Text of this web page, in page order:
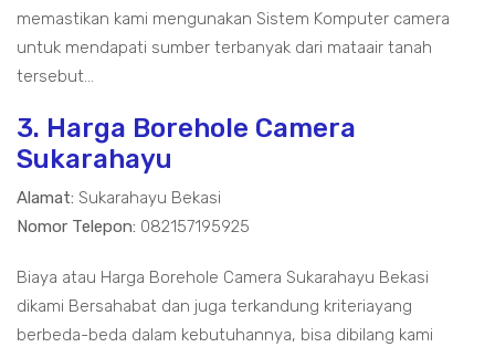
memastikan kami mengunakan Sistem Komputer camera
untuk mendapati sumber terbanyak dari mataair tanah
tersebut...
3. Harga Borehole Camera
Sukarahayu
Alamat: Sukarahayu Bekasi
Nomor Telepon: 082157195925
Biaya atau Harga Borehole Camera Sukarahayu Bekasi
dikami Bersahabat dan juga terkandung kriteriayang
berbeda-beda dalam kebutuhannya, bisa dibilang kami